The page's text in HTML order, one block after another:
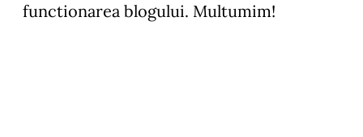
functionarea blogului. Multumim!